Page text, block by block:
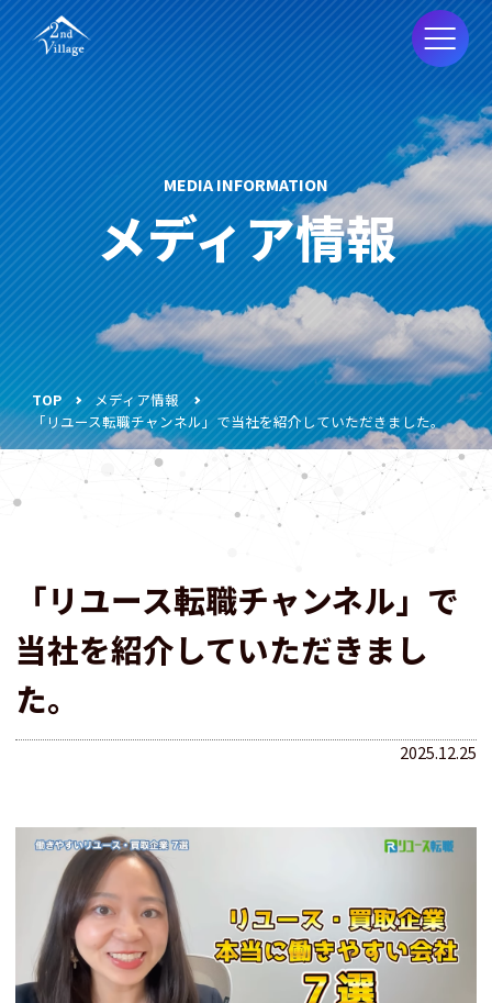
MEDIA INFORMATION
メディア情報
TOP
メディア情報
「リユース転職チャンネル」で当社を紹介していただきました。
「リユース転職チャンネル」で
当社を紹介していただきまし
た。
2025.12.25